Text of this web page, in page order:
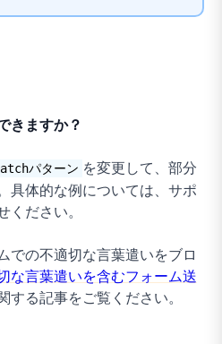
きますか？
パターン を変更して、部分
具体的な例については、サポ
ください。
での不適切な言葉遣いをブロ
な言葉遣いを含むフォーム送
する記事をご覧ください。